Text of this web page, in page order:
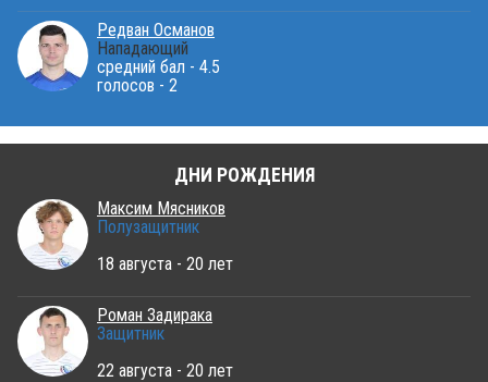
Редван Османов
Нападающий
средний бал - 4.5
голосов - 2
ДНИ РОЖДЕНИЯ
Максим Мясников
Полузащитник
18 августа - 20 лет
Роман Задирака
Защитник
22 августа - 20 лет